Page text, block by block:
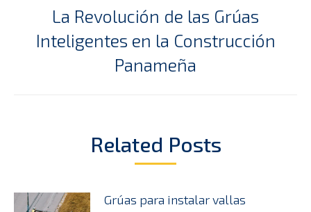
Publicación
siguiente:
La Revolución de las Grúas
Inteligentes en la Construcción
Panameña
Related Posts
Grúas para instalar vallas